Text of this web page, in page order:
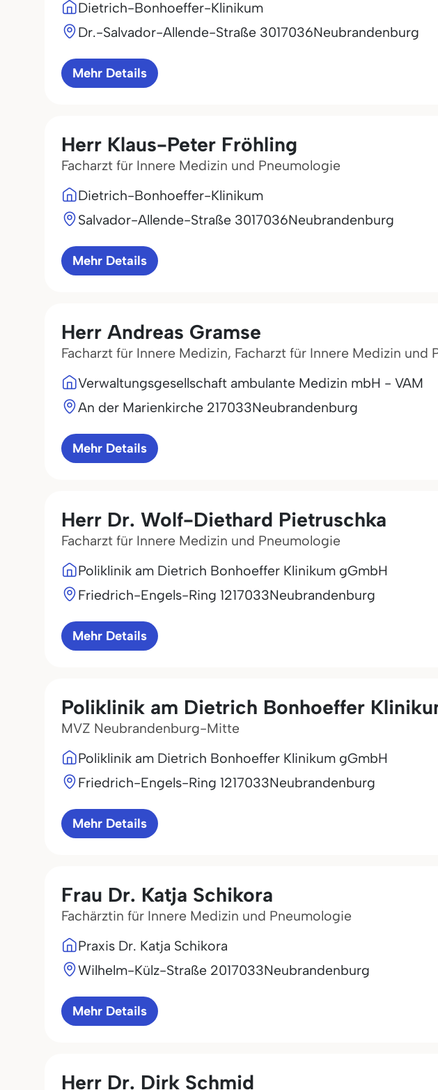
Dietrich-Bonhoeffer-Klinikum
Dr.-Salvador-Allende-Straße 3017036Neubrandenburg
Mehr Details
Herr Klaus-Peter Fröhling
Facharzt für Innere Medizin und Pneumologie
Dietrich-Bonhoeffer-Klinikum
Salvador-Allende-Straße 3017036Neubrandenburg
Mehr Details
Herr Andreas Gramse
Facharzt für Innere Medizin, Facharzt für Innere Medizin und
Verwaltungsgesellschaft ambulante Medizin mbH - VAM
An der Marienkirche 217033Neubrandenburg
Mehr Details
Herr Dr. Wolf-Diethard Pietruschka
Facharzt für Innere Medizin und Pneumologie
Poliklinik am Dietrich Bonhoeffer Klinikum gGmbH
Friedrich-Engels-Ring 1217033Neubrandenburg
Mehr Details
Poliklinik am Dietrich Bonhoeffer
MVZ Neubrandenburg-Mitte
Poliklinik am Dietrich Bonhoeffer Klinikum gGmbH
Friedrich-Engels-Ring 1217033Neubrandenburg
Mehr Details
Frau Dr. Katja Schikora
Fachärztin für Innere Medizin und Pneumologie
Praxis Dr. Katja Schikora
Wilhelm-Külz-Straße 2017033Neubrandenburg
Mehr Details
Herr Dr. Dirk Schmid